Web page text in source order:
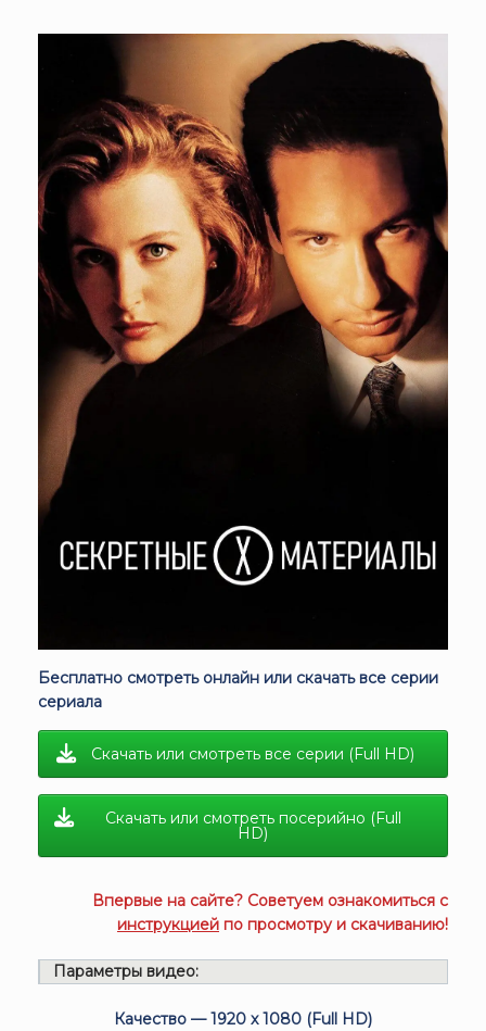
Бесплатно смотреть онлайн или скачать все серии
сериала
Скачать или смотреть все серии (Full HD)
Скачать или смотреть посерийно (Full
HD)
Впервые на сайте? Советуем ознакомиться с
инструкцией по просмотру и скачиванию!
Параметры видео:
Качество — 1920 x 1080 (Full HD)